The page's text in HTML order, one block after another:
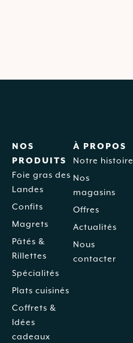
NOS
PRODUITS
Foie gras des
Landes
Confits
Magrets
Pâtés &
Rillettes
Spécialités
Plats cuisinés
Coffrets &
Idées
cadeaux
À PROPOS
Notre histoire
Nos
magasins
Offres
Actualités
Nous
contacter